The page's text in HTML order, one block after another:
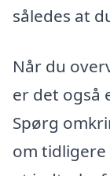
således at
Når du
er det også
Spørg
om tidligere